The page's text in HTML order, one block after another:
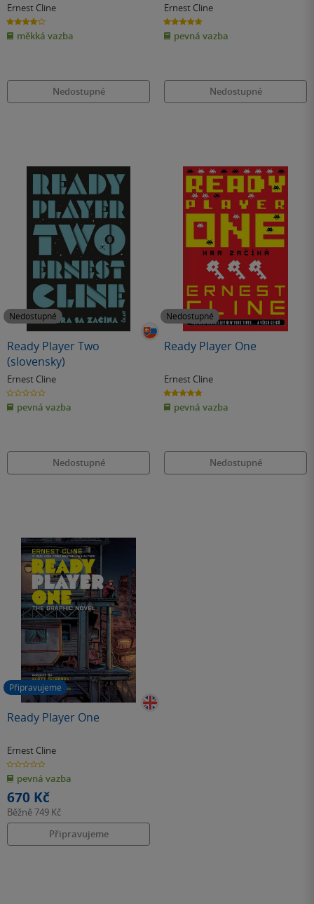
Ernest Cline
4.1
z
5
hvězdiček
měkká vazba
Nedostupné
Ernest Cline
4.8
z
5
hvězdiček
pevná vazba
Nedostupné
Nedostupné
Ready Player Two
(slovensky)
Ernest Cline
0.0
z
5
hvězdiček
pevná vazba
Nedostupné
Nedostupné
Ready Player One
Ernest Cline
4.8
z
5
hvězdiček
pevná vazba
Nedostupné
Připravujeme
Ready Player One
Ernest Cline
0.0
z
5
hvězdiček
pevná vazba
670 Kč
Běžně749 Kč
Připravujeme